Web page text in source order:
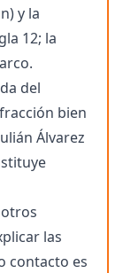
y la
12; la
del
bien
Álvarez
las
contacto es